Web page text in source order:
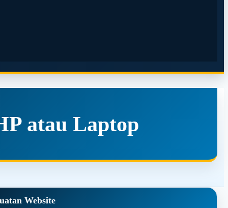
atau Laptop
Website